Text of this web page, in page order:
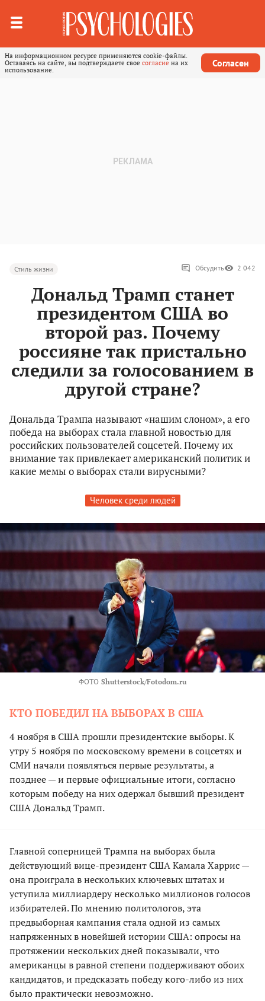
На информационном ресурсе применяются cookie-файлы.
Оставаясь на сайте, вы подтверждаете свое согласие на их
использование.
Согласен
Стиль жизни Обсудить 2 042
Дональд Трамп станет
президентом США во
второй раз. Почему
россияне так пристально
следили за голосованием в
другой стране?
Дональда Трампа называют «нашим слоном», а его
победа на выборах стала главной новостью для
российских пользователей соцсетей. Почему их
внимание так привлекает американский политик и
какие мемы о выборах стали вирусными?
Человек среди людей
ФОТО Shutterstock/Fotodom.ru
КТО ПОБЕДИЛ НА ВЫБОРАХ В США
4 ноября в США прошли президентские выборы. К
утру 5 ноября по московскому времени в соцсетях и
СМИ начали появляться первые результаты, а
позднее — и первые официальные итоги, согласно
которым победу на них одержал бывший президент
США Дональд Трамп.
Главной соперницей Трампа на выборах была
действующий вице-президент США Камала Харрис —
она проиграла в нескольких ключевых штатах и
уступила миллиардеру несколько миллионов голосов
избирателей. По мнению политологов, эта
предвыборная кампания стала одной из самых
напряженных в новейшей истории США: опросы на
протяжении нескольких дней показывали, что
американцы в равной степени поддерживают обоих
кандидатов, и предсказать победу кого-либо из них
было практически невозможно.